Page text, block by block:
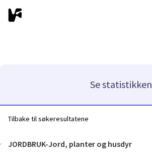
Se statistikken
Tilbake til søkeresultatene
JORDBRUK-Jord, planter og husdyr